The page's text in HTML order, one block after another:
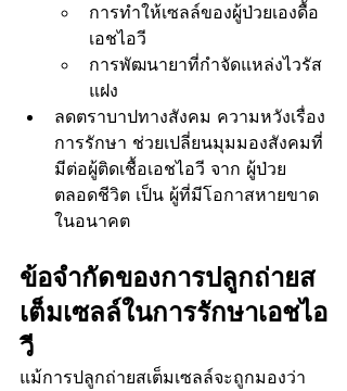
การทำให้เซลล์ของผู้ป่วยเองดื้อ
เอชไอวี
การพัฒนายาที่กำจัดแหล่งไวรัส
แฝง
ลดตราบาปทางสังคม ความหวังเรื่อง
การรักษา ช่วยเปลี่ยนมุมมองสังคมที่
มีต่อผู้ติดเชื้อเอชไอวี จาก ผู้ป่วย
ตลอดชีวิต เป็น ผู้ที่มีโอกาสหายขาด
ในอนาคต
ข้อจำกัดของการปลูกถ่ายส
เต็มเซลล์ในการรักษาเอชไอ
วี
แม้การปลูกถ่ายสเต็มเซลล์จะถูกมองว่า